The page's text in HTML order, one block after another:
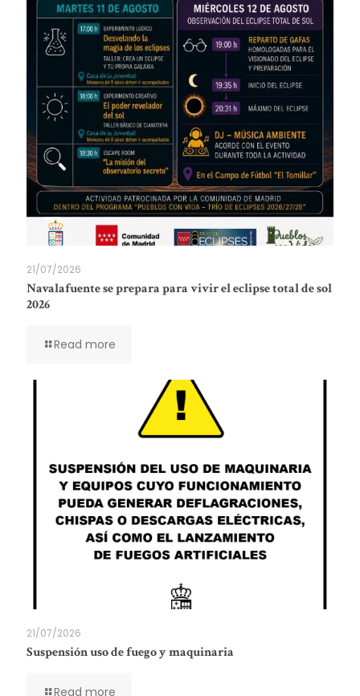
21/07/2026
Navalafuente se prepara para vivir el eclipse total de sol
2026
Read more
21/07/2026
Suspensión uso de fuego y maquinaria
Read more